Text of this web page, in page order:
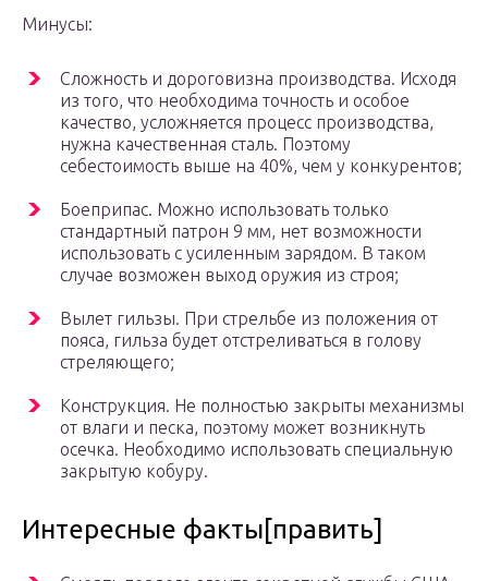
Минусы:
Сложность и дороговизна производства. Исходя
из того, что необходима точность и особое
качество, усложняется процесс производства,
нужна качественная сталь. Поэтому
себестоимость выше на 40%, чем у конкурентов;
Боеприпас. Можно использовать только
стандартный патрон 9 мм, нет возможности
использовать с усиленным зарядом. В таком
случае возможен выход оружия из строя;
Вылет гильзы. При стрельбе из положения от
пояса, гильза будет отстреливаться в голову
стреляющего;
Конструкция. Не полностью закрыты механизмы
от влаги и песка, поэтому может возникнуть
осечка. Необходимо использовать специальную
закрытую кобуру.
Интересные факты[править]